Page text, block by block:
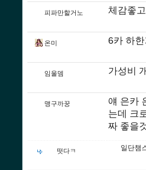
피파만할거노 체감좋
온미 6카 하
임울뎀 가성비
맹구까꿍
얘 은카
는데 크
짜 좋을
떳다ㅋ 일단챔